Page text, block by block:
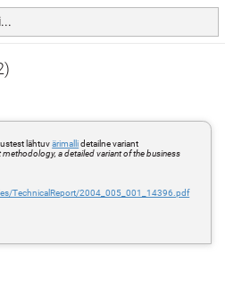
lähtuvärimallidetailne variant
a detailed variant of the business
TechnicalReport/2004_005_001_14396.pdf